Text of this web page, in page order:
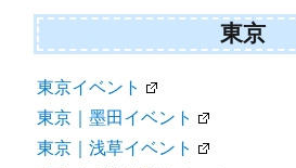
東京
東京イベント
東京｜墨田イベント
東京｜浅草イベント